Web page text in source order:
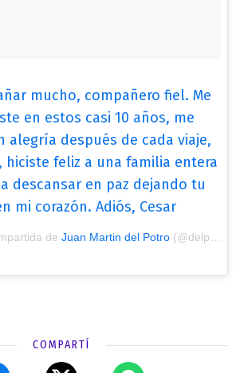
mucho, compañero fiel. Me
en estos casi 10 años, me
alegría después de cada viaje,
hiciste feliz a una familia entera
descansar en paz dejando tu
mi corazón. Adiós, Cesar
de Juan Martin del Potro (@delpotrojuan) el
COMPARTÍ